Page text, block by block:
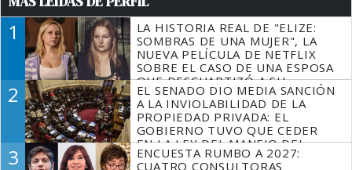
1
LA HISTORIA REAL DE "ELIZE:
SOMBRAS DE UNA MUJER", LA
NUEVA PELÍCULA DE NETFLIX
SOBRE EL CASO DE UNA ESPOSA
QUE DESCUARTIZÓ A SU
MARIDO
2
EL SENADO DIO MEDIA SANCIÓN
A LA INVIOLABILIDAD DE LA
PROPIEDAD PRIVADA: EL
GOBIERNO TUVO QUE CEDER
EN LA LEY DEL MANEJO DEL
FUEGO
3
ENCUESTA RUMBO A 2027:
CUATRO CONSULTORAS